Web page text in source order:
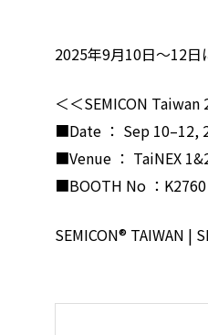
2025年9月10日～12日
＜＜SEMICON Taiwan
■Date ： Sep 10–12,
■Venue ： TaiNEX
■BOOTH No ：
SEMICON® TAIWAN |